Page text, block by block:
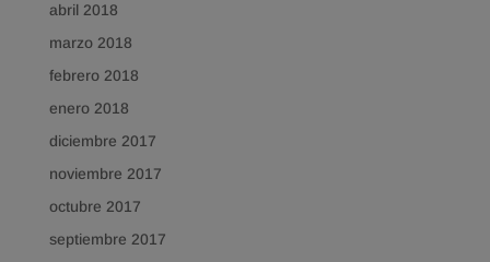
abril 2018
marzo 2018
febrero 2018
enero 2018
diciembre 2017
noviembre 2017
octubre 2017
septiembre 2017